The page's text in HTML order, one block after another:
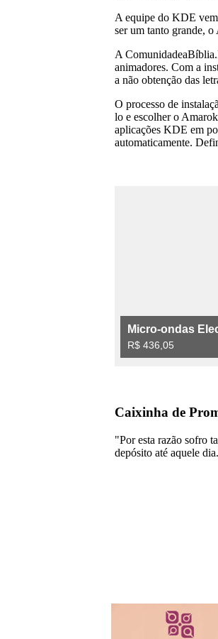
A equipe do KDE vem
ser um tanto grande,
A
animadores. Com a
a não obtenção das
O processo de
lo e escolher o
aplicações KDE em
automaticamente.
Caixinha de
"Por esta razão sofro
depósito até aquele